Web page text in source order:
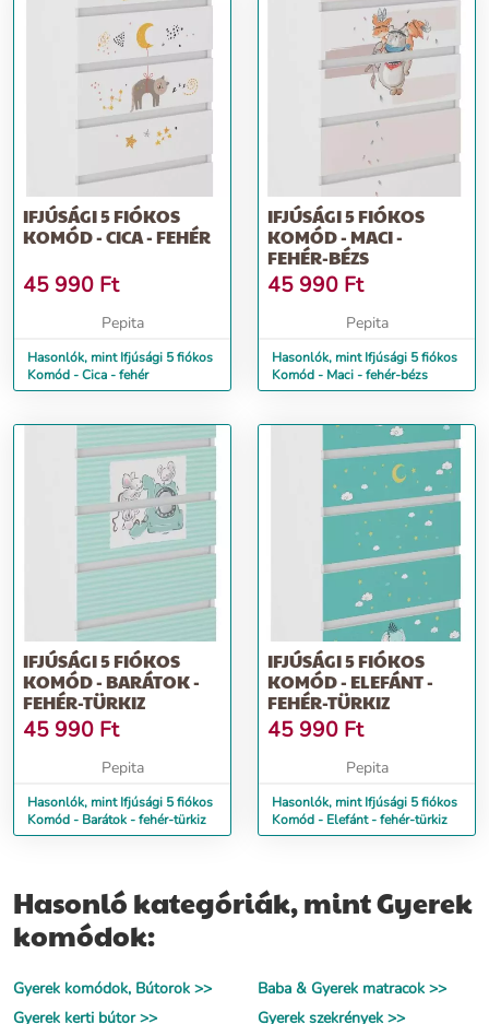
IFJÚSÁGI 5 FIÓKOS
KOMÓD - CICA - FEHÉR
45 990 Ft
Pepita
Hasonlók, mint Ifjúsági 5 fiókos
Komód - Cica - fehér
IFJÚSÁGI 5 FIÓKOS
KOMÓD - MACI -
FEHÉR-BÉZS
45 990 Ft
Pepita
Hasonlók, mint Ifjúsági 5 fiókos
Komód - Maci - fehér-bézs
IFJÚSÁGI 5 FIÓKOS
KOMÓD - BARÁTOK -
FEHÉR-TÜRKIZ
45 990 Ft
Pepita
Hasonlók, mint Ifjúsági 5 fiókos
Komód - Barátok - fehér-türkiz
IFJÚSÁGI 5 FIÓKOS
KOMÓD - ELEFÁNT -
FEHÉR-TÜRKIZ
45 990 Ft
Pepita
Hasonlók, mint Ifjúsági 5 fiókos
Komód - Elefánt - fehér-türkiz
Hasonló kategóriák, mint Gyerek
komódok:
Gyerek komódok, Bútorok >>
Baba & Gyerek matracok >>
Gyerek kerti bútor >>
Gyerek szekrények >>